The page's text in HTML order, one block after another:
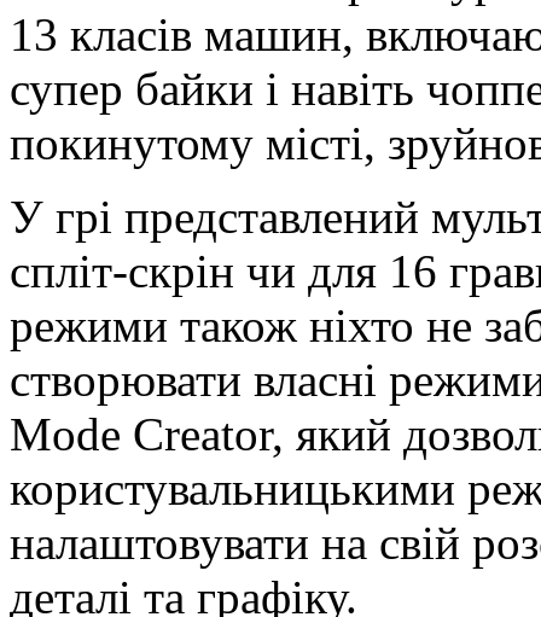
13 класів машин,
супер байки і навіть
покинутому місті,
У грі представлений
спліт-скрін чи для 16
режими також ніхто не
створювати власні
Mode Creator, який
користувальницькими
налаштовувати на свій
деталі та графіку.